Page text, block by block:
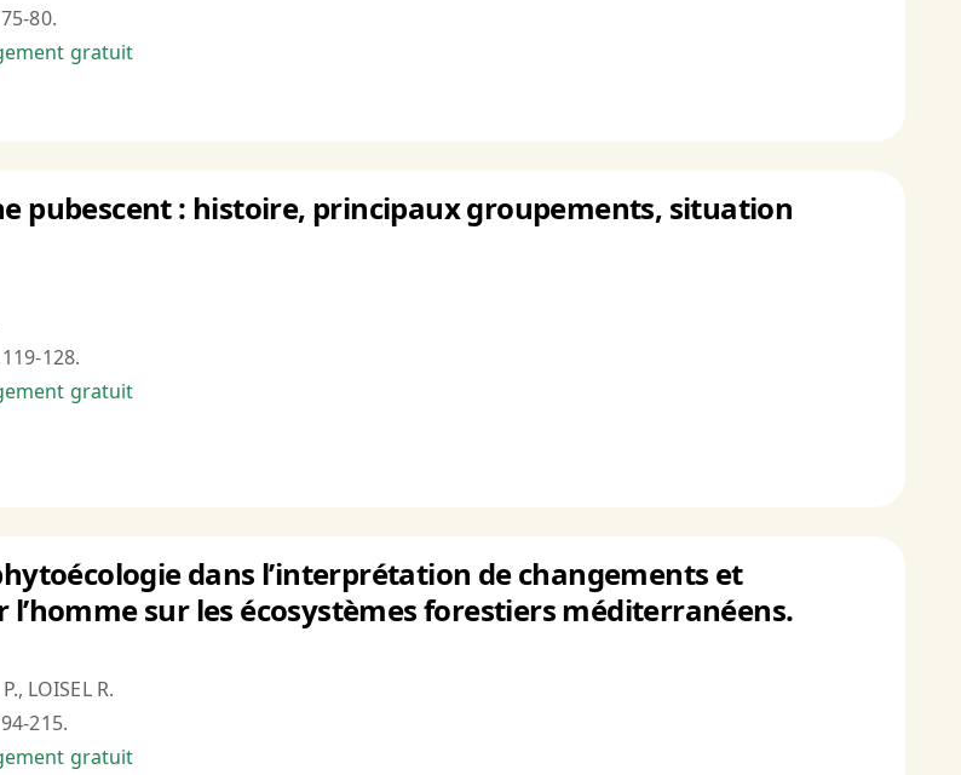
80.
gratuit
pubescent : histoire, principaux groupements, situation
128.
gratuit
dans l’interprétation de changements et
sur les écosystèmes forestiers méditerranéens.
LOISEL R.
215.
gratuit